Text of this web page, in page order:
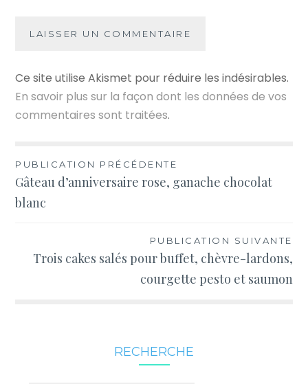
Ce site utilise Akismet pour réduire les indésirables.
En savoir plus sur la façon dont les données de vos
commentaires sont traitées.
Navigation
de
l’article
PUBLICATION PRÉCÉDENTE
Gâteau d’anniversaire rose, ganache chocolat
blanc
PUBLICATION SUIVANTE
Trois cakes salés pour buffet, chèvre-lardons,
courgette pesto et saumon
RECHERCHE